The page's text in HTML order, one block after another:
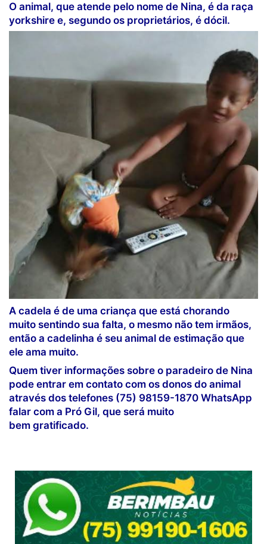
O animal, que atende pelo nome de Nina, é da raça
yorkshire e, segundo os proprietários, é dócil.
A cadela é de uma criança que está chorando
muito sentindo sua falta, o mesmo não tem irmãos,
então a cadelinha é seu animal de estimação que
ele ama muito.
Quem tiver informações sobre o paradeiro de Nina
pode entrar em contato com os donos do animal
através dos telefones (75) 98159-1870 WhatsApp
falar com a Pró Gil, que será muito
bem gratificado.